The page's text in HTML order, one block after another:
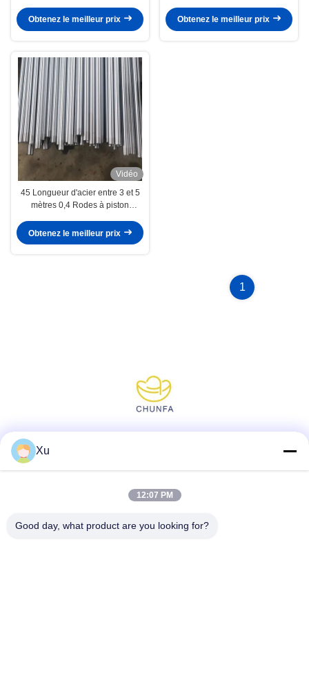
Obtenez le meilleur prix
Obtenez le meilleur prix
Vidéo
45 Longueur d'acier entre 3 et 5
mètres 0,4 Rodes à piston
Obtenez le meilleur prix
1
Xu
12:07 PM
Good day, what product are you looking for?